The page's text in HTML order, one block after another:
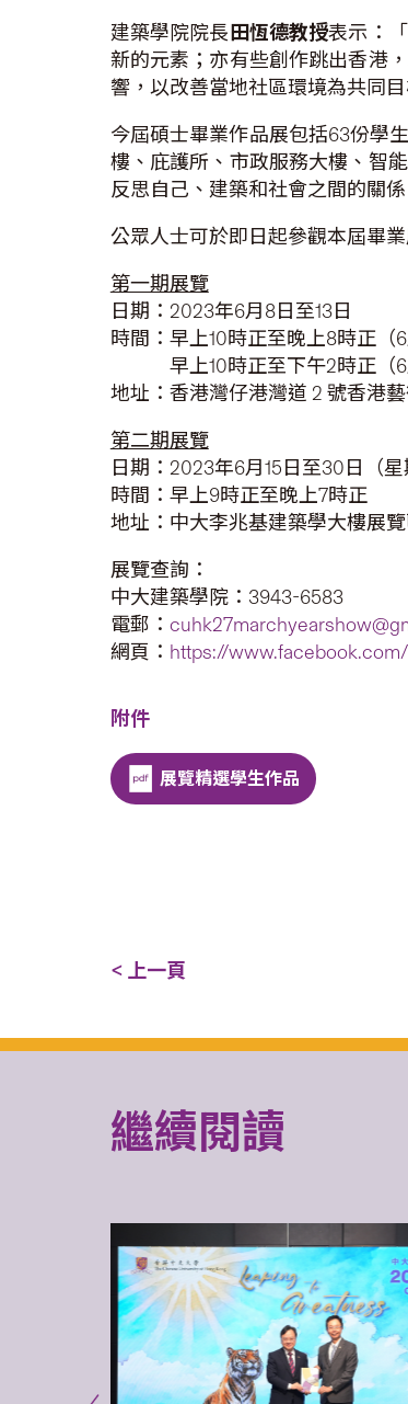
建築學院院長 田恆德教授表示：
新的元素；亦有些創作跳出香港
響，以改善當地社區環境為共同目
今屆碩士畢業作品展包括63份學
樓、庇護所、市政服務大樓、智
反思自己、建築和社會之間的關係
公眾人士可於即日起參觀本屆畢
第一期展覽
日期：2023年6月8日至13日
時間：早上10時正至晚上8時正（6
早上10時正至下午2時正（6
地址：香港灣仔港灣道 2 號香港
第二期展覽
日期：2023年6月15日至30日（星
時間：早上9時正至晚上7時正
地址：中大李兆基建築學大樓展
展覽查詢：
中大建築學院：3943-6583
電郵：
網頁： https://
附件
展覽精選學生作品
< 上一頁
繼續閱讀